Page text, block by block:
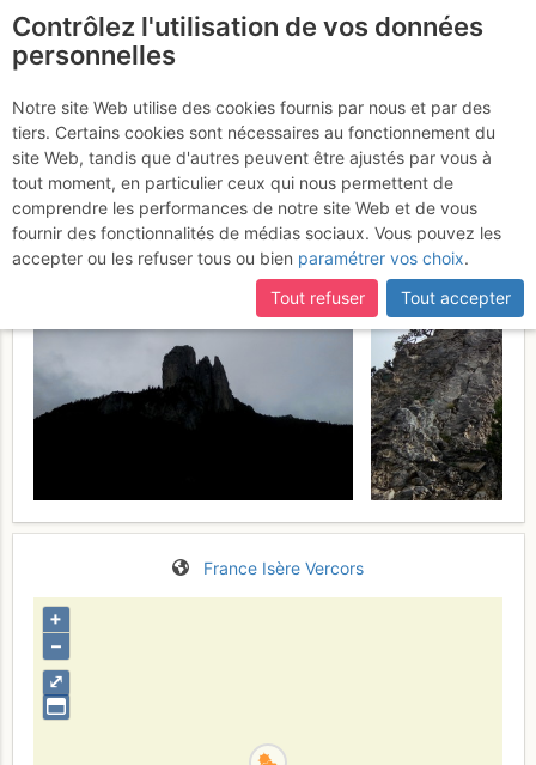
Trois Pucelles :
Traversée Grande pucelle -
Dent Gérard
Samedi 1 juillet 2017
France Isère Vercors
⤢
+
–
Contrôlez l'utilisation de vos données
personnelles
Notre site Web utilise des cookies fournis par nous et par des
tiers. Certains cookies sont nécessaires au fonctionnement du
site Web, tandis que d'autres peuvent être ajustés par vous à
tout moment, en particulier ceux qui nous permettent de
comprendre les performances de notre site Web et de vous
fournir des fonctionnalités de médias sociaux. Vous pouvez les
accepter ou les refuser tous ou bien paramétrer vos choix.
Tout refuser
Tout accepter